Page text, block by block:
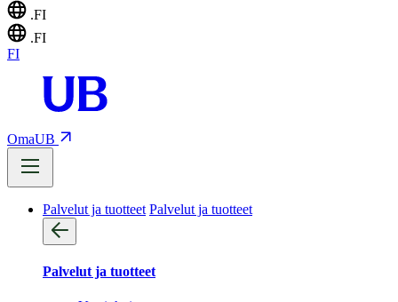
.FI
.FI
FI
OmaUB
Palvelut ja tuotteet Palvelut ja tuotteet
Palvelut ja tuotteet